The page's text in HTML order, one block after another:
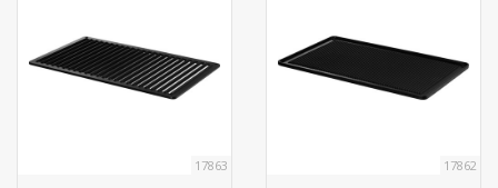
17863 17862